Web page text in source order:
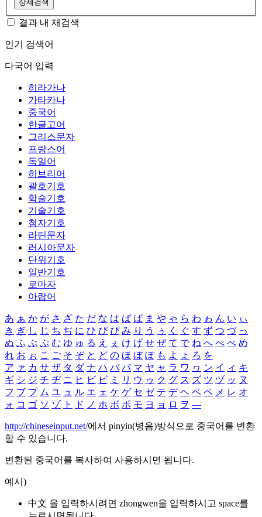
상세검색
결과 내 재검색
인기 검색어
다국어 입력
히라가나
가타카나
중국어
한글고어
그리스문자
프랑스어
독일어
히브리어
괄호기호
학술기호
기술기호
첨자기호
라틴문자
러시아문자
단위기호
일반기호
로마자
아랍어
あ ぁ か が さ ざ た だ な は ば ぱ ま や ゃ ら わ ゎ ん い ぃ
き ぎ し じ ち ぢ に ひ び ぴ み り う ぅ く ぐ す ず つ づ っ
ぬ ふ ぶ ぷ む ゆ ゅ る え ぇ け げ せ ぜ て で ね へ べ ぺ め
れ お ぉ こ ご そ ぞ と ど の ほ ぼ ぽ も よ ょ ろ を
ア ァ カ サ ザ タ ダ ナ ハ バ パ マ ヤ ャ ラ ワ ヮ ン イ ィ キ
ギ シ ジ チ ヂ ニ ヒ ビ ピ ミ リ ウ ゥ ク グ ス ズ ツ ヅ ッ ヌ
フ ブ プ ム ユ ュ ル エ ェ ケ ゲ セ ゼ テ デ ヘ ベ ペ メ レ オ
ォ コ ゴ ソ ゾ ト ド ノ ホ ボ ポ モ ヨ ョ ロ ヲ ―
http://chineseinput.net/에서 pinyin(병음)방식으로 중국어를 변환
할 수 있습니다.
변환된 중국어를 복사하여 사용하시면 됩니다.
예시)
中文 을 입력하시려면 zhongwen을 입력하시고 space를